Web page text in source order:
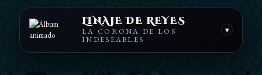
LINAJE DE REYES
LA CORONA DE LOS
INDESEABLES
▾